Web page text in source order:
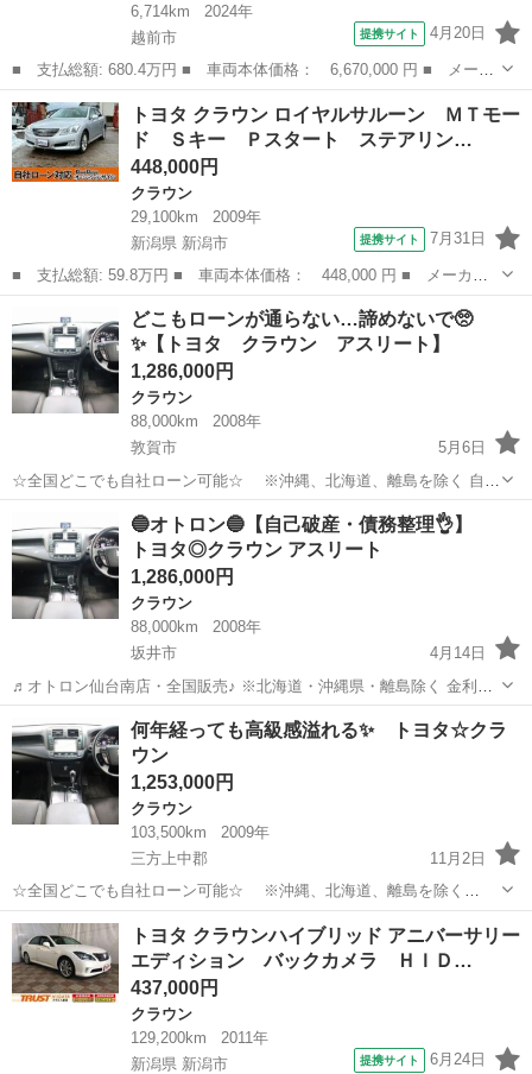
6,714km
2024年
越前市
提携サイト 4月20日
■ 支払総額: 680.4万円 ■ 車両本体価格： 6,670,000 円 ■ メーカ
ー名： トヨタ ■ 車種名： クラウン ■ グレード名： Ｚ ディ
スプレイオーディオ フルセグＴＶ 全方位カメラ ＥＴＣ レザー
シート ...
福井 越前市 クラウン
トヨタ クラウン ロイヤルサルーン ＭＴモー
ド Ｓキー Ｐスタート ステアリン…
448,000円
クラウン
29,100km
2009年
新潟県 新潟市
提携サイト 7月31日
■ 支払総額: 59.8万円 ■ 車両本体価格： 448,000 円 ■ メーカー
名： トヨタ ■ 車種名： クラウン ■ グレード名： ロイヤルサ
ルーン ＭＴモード Ｓキー Ｐスタート ステアリング ＣＤ Ｈ
ＩＤ フォグ...
クラウン
どこもローンが通らない…諦めないで🥺
✨【トヨタ クラウン アスリート】
1,286,000円
クラウン
88,000km
2008年
敦賀市
5月6日
☆全国どこでも自社ローン可能☆ ※沖縄、北海道、離島を除く 自己
破産、債務整理の経験あり… 転職したばかり…自営業… 頭金一括の準
備は難しい… そんな不安はオトロンにお任せ(^^)/ 自社ローン専門
店！...
クラウン アスリート
🔵オトロン🔵【自己破産・債務整理👌】
トヨタ◎クラウン アスリート
1,286,000円
クラウン
88,000km
2008年
坂井市
4月14日
♬オトロン仙台南店・全国販売♪ ※北海道・沖縄県・離島除く 金利
0％!!!(^.^)/~~~ ＼今すぐ問合せよう／ ☆ クラウン アスリート☆
ここをチェック ↓↓↓↓↓↓↓...
クラウン オトロン
何年経っても高級感溢れる✨ トヨタ☆クラ
ウン
1,253,000円
クラウン
103,500km
2009年
三方上中郡
11月2日
☆全国どこでも自社ローン可能☆ ※沖縄、北海道、離島を除く
https://www.otoron.jp/lists/detail?carno=028646 ※全車両、納車時2年
車検付き 自己破産、債務整理の...
福井 三方上中郡 クラウン オトロン
トヨタ クラウンハイブリッド アニバーサリー
エディション バックカメラ ＨＩＤ…
437,000円
クラウン
129,200km
2011年
新潟県 新潟市
提携サイト 6月24日